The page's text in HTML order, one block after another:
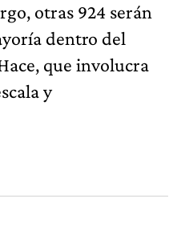
otras 924 serán
dentro del
que involucra
y